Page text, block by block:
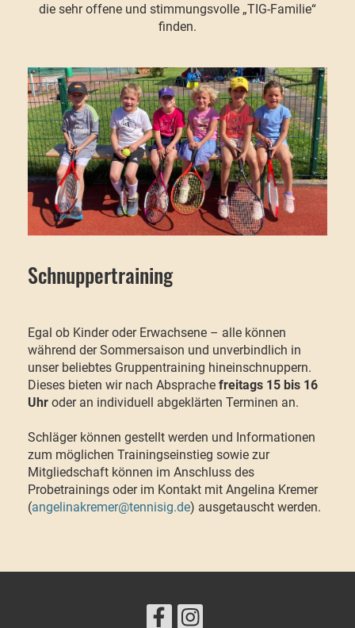
die sehr offene und stimmungsvolle „TIG-Familie“
finden.
Schnuppertraining
Egal ob Kinder oder Erwachsene – alle können
während der Sommersaison und unverbindlich in
unser beliebtes Gruppentraining hineinschnuppern.
Dieses bieten wir nach Absprache freitags 15 bis 16
Uhr oder an individuell abgeklärten Terminen an.
Schläger können gestellt werden und Informationen
zum möglichen Trainingseinstieg sowie zur
Mitgliedschaft können im Anschluss des
Probetrainings oder im Kontakt mit Angelina Kremer
(angelinakremer@tennisig.de) ausgetauscht werden.